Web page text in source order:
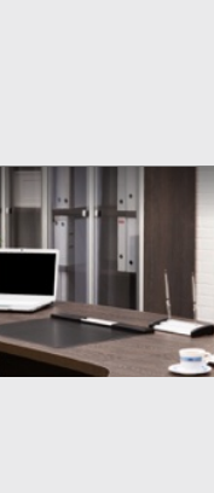
all'asta a
AR510068795